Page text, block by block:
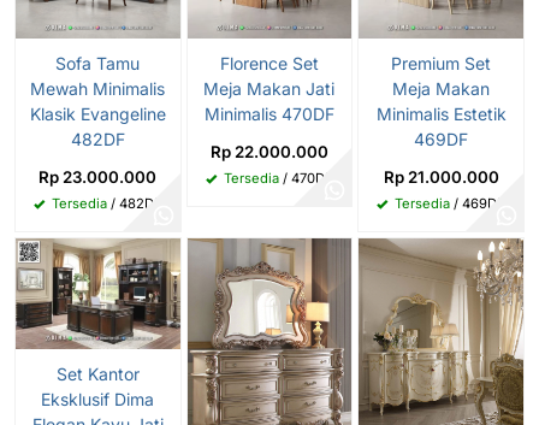
Sofa Tamu
Mewah Minimalis
Klasik Evangeline
482DF
Rp 23.000.000
Tersedia/ 482DF
Florence Set
Meja Makan Jati
Minimalis 470DF
Rp 22.000.000
Tersedia/ 470DF
Premium Set
Meja Makan
Minimalis Estetik
469DF
Rp 21.000.000
Tersedia / 469DF
Set Kantor
Eksklusif Dima